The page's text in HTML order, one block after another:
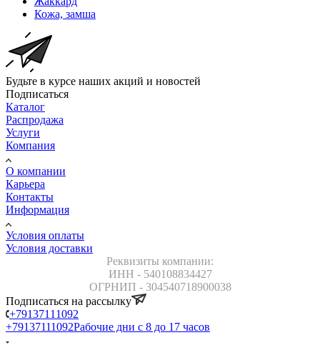
Кожа, замша
Будьте в курсе наших акций и новостей
Подписаться
Каталог
Распродажа
Услуги
Компания
О компании
Карьера
Контакты
Информация
Условия оплаты
Условия доставки
Реквизиты компании:
ИНН - 540108834427
ОГРНИП - 304540718900038
Подписаться на рассылку
+79137111092
+79137111092Рабочие дни с 8 до 17 часов